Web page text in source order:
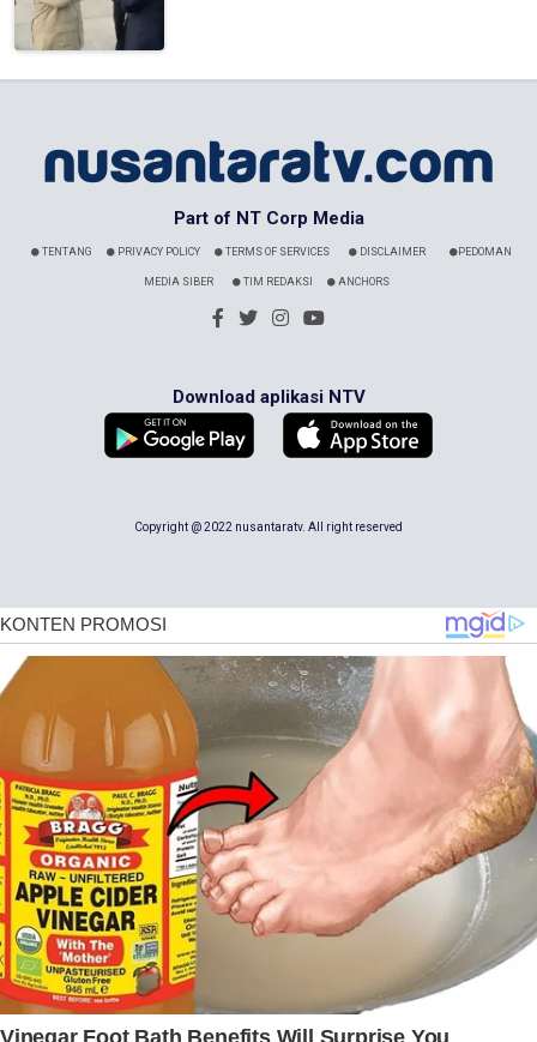
Part of NT Corp Media
TENTANG PRIVACY POLICY TERMS OF SERVICES DISCLAIMER PEDOMAN
MEDIA SIBER TIM REDAKSI ANCHORS
Download aplikasi NTV
Copyright @ 2022 nusantaratv. All right reserved